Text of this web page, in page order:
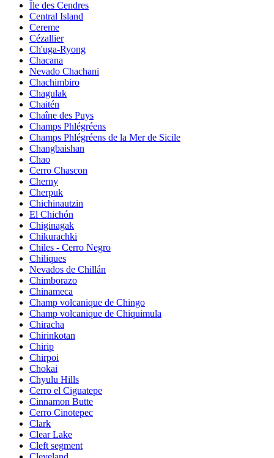
Île des Cendres
Central Island
Cereme
Cézallier
Ch'uga-Ryong
Chacana
Nevado Chachani
Chachimbiro
Chagulak
Chaitén
Chaîne des Puys
Champs Phlégréens
Champs Phlégréens de la Mer de Sicile
Changbaishan
Chao
Cerro Chascon
Cherny
Cherpuk
Chichinautzin
El Chichón
Chiginagak
Chikurachki
Chiles - Cerro Negro
Chiliques
Nevados de Chillán
Chimborazo
Chinameca
Champ volcanique de Chingo
Champ volcanique de Chiquimula
Chiracha
Chirinkotan
Chirip
Chirpoi
Chokai
Chyulu Hills
Cerro el Ciguatepe
Cinnamon Butte
Cerro Cinotepec
Clark
Clear Lake
Cleft segment